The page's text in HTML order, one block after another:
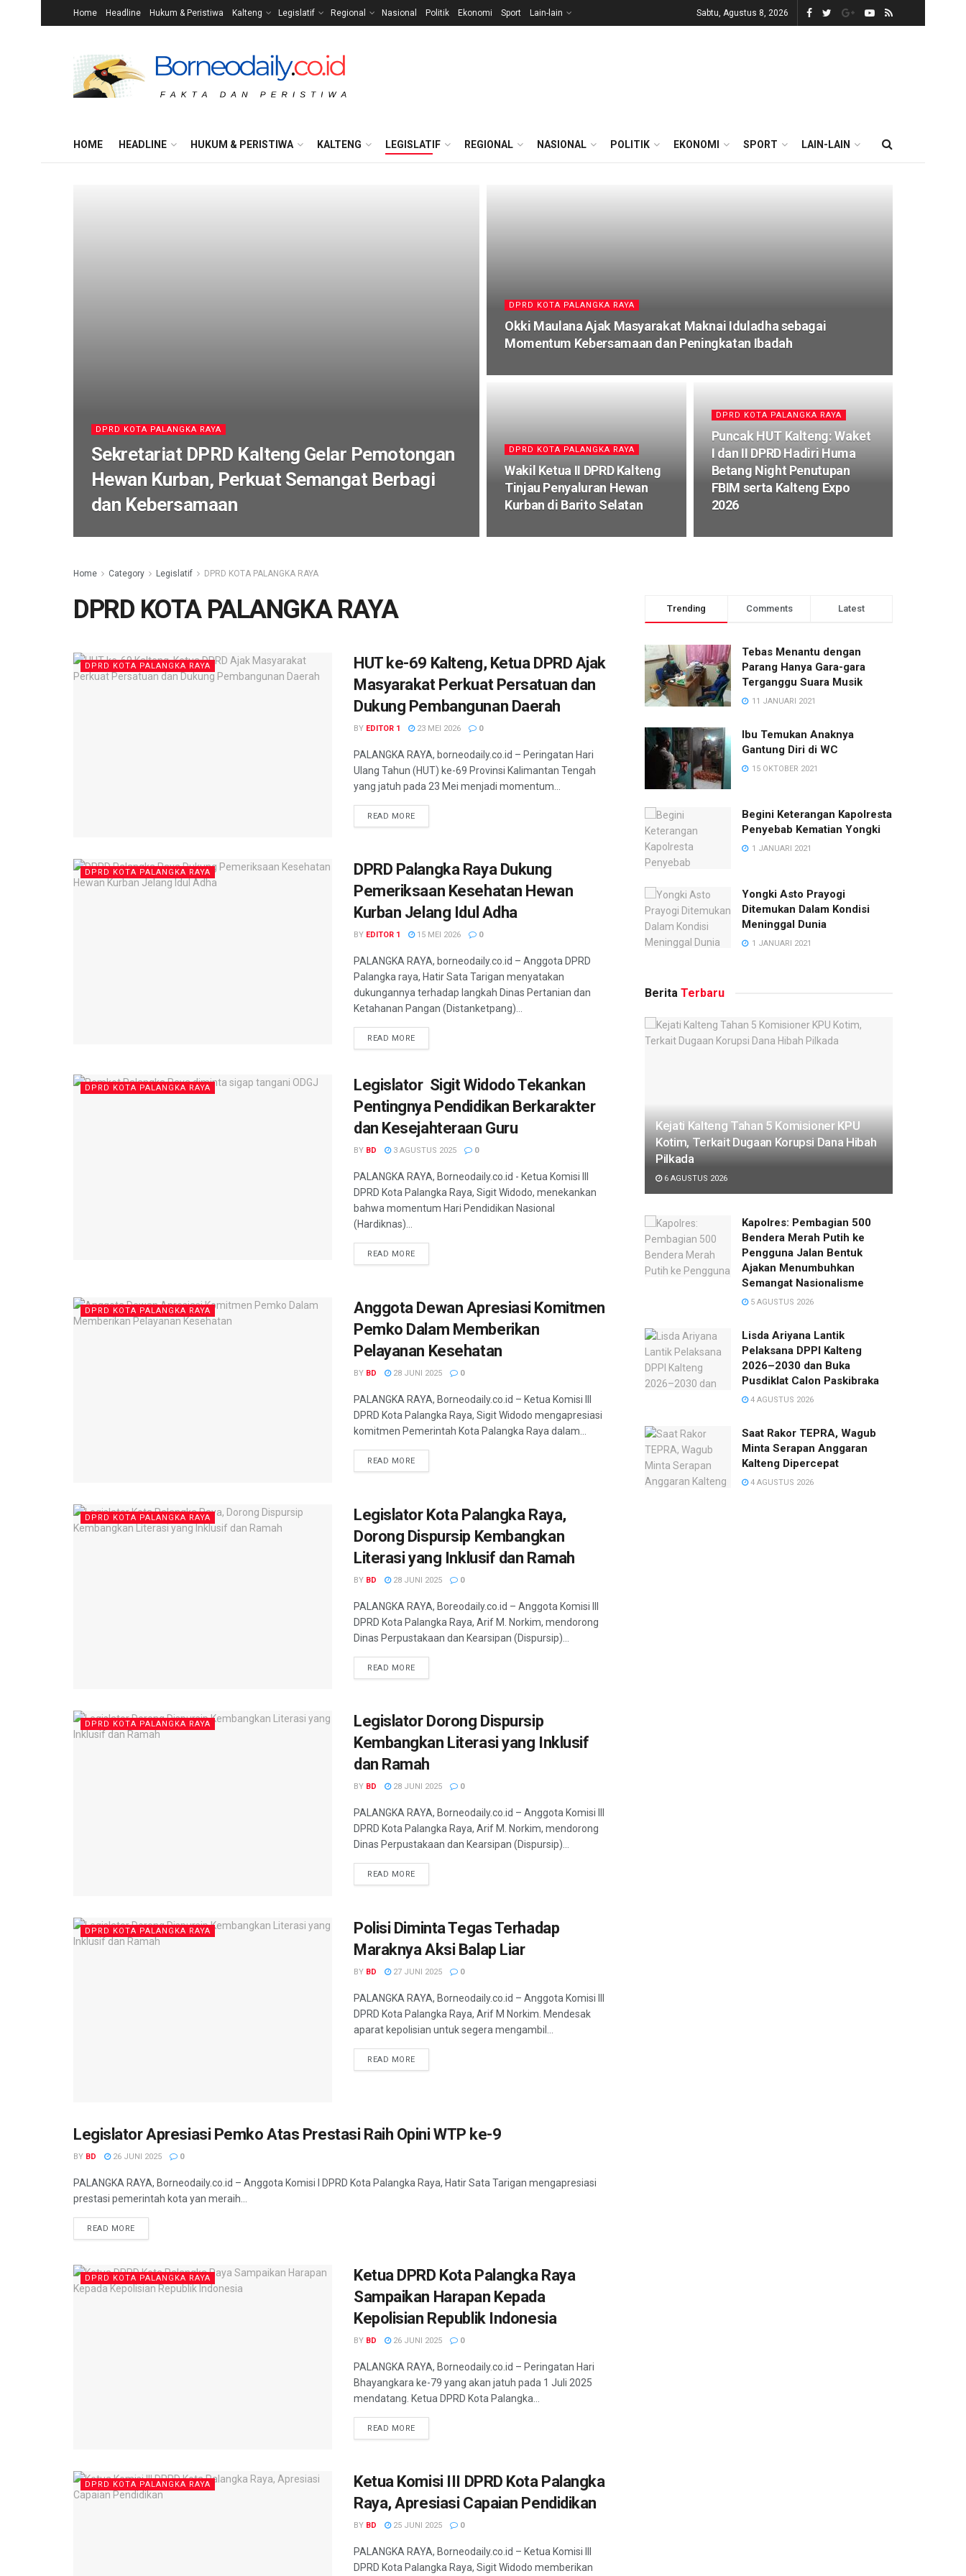
Home Headline Hukum & Peristiwa Kalteng Legislatif Regional Nasional Politik Ekonomi Sport Lain-lain Sabtu, Agustus 8, 2026
HOME HEADLINE HUKUM & PERISTIWA KALTENG LEGISLATIF REGIONAL NASIONAL POLITIK EKONOMI SPORT LAIN-LAIN
DPRD KOTA PALANGKA RAYA
Sekretariat DPRD Kalteng Gelar Pemotongan
Hewan Kurban, Perkuat Semangat Berbagi
dan Kebersamaan
DPRD KOTA PALANGKA RAYA
Okki Maulana Ajak Masyarakat Maknai Iduladha sebagai
Momentum Kebersamaan dan Peningkatan Ibadah
DPRD KOTA PALANGKA RAYA
Wakil Ketua II DPRD Kalteng
Tinjau Penyaluran Hewan
Kurban di Barito Selatan
DPRD KOTA PALANGKA RAYA
Puncak HUT Kalteng: Waket
I dan II DPRD Hadiri Huma
Betang Night Penutupan
FBIM serta Kalteng Expo
2026
Home Category Legislatif DPRD KOTA PALANGKA RAYA
DPRD KOTA PALANGKA RAYA
DPRD KOTA PALANGKA RAYA
HUT ke-69 Kalteng, Ketua DPRD Ajak
Masyarakat Perkuat Persatuan dan
Dukung Pembangunan Daerah
BY EDITOR 1 23 MEI 2026 0
PALANGKA RAYA, borneodaily.co.id – Peringatan Hari
Ulang Tahun (HUT) ke-69 Provinsi Kalimantan Tengah
yang jatuh pada 23 Mei menjadi momentum...
READ MORE
DPRD KOTA PALANGKA RAYA
DPRD Palangka Raya Dukung
Pemeriksaan Kesehatan Hewan
Kurban Jelang Idul Adha
BY EDITOR 1 15 MEI 2026 0
PALANGKA RAYA, borneodaily.co.id – Anggota DPRD
Palangka raya, Hatir Sata Tarigan menyatakan
dukungannya terhadap langkah Dinas Pertanian dan
Ketahanan Pangan (Distanketpang)...
READ MORE
DPRD KOTA PALANGKA RAYA
Legislator Sigit Widodo Tekankan
Pentingnya Pendidikan Berkarakter
dan Kesejahteraan Guru
BY BD 3 AGUSTUS 2025 0
PALANGKA RAYA, Borneodaily.co.id - Ketua Komisi III
DPRD Kota Palangka Raya, Sigit Widodo, menekankan
bahwa momentum Hari Pendidikan Nasional
(Hardiknas)...
READ MORE
DPRD KOTA PALANGKA RAYA
Anggota Dewan Apresiasi Komitmen
Pemko Dalam Memberikan
Pelayanan Kesehatan
BY BD 28 JUNI 2025 0
PALANGKA RAYA, Borneodaily.co.id – Ketua Komisi III
DPRD Kota Palangka Raya, Sigit Widodo mengapresiasi
komitmen Pemerintah Kota Palangka Raya dalam...
READ MORE
DPRD KOTA PALANGKA RAYA
Legislator Kota Palangka Raya,
Dorong Dispursip Kembangkan
Literasi yang Inklusif dan Ramah
BY BD 28 JUNI 2025 0
PALANGKA RAYA, Boreodaily.co.id – Anggota Komisi III
DPRD Kota Palangka Raya, Arif M. Norkim, mendorong
Dinas Perpustakaan dan Kearsipan (Dispursip)...
READ MORE
DPRD KOTA PALANGKA RAYA
Legislator Dorong Dispursip
Kembangkan Literasi yang Inklusif
dan Ramah
BY BD 28 JUNI 2025 0
PALANGKA RAYA, Borneodaily.co.id – Anggota Komisi III
DPRD Kota Palangka Raya, Arif M. Norkim, mendorong
Dinas Perpustakaan dan Kearsipan (Dispursip)...
READ MORE
DPRD KOTA PALANGKA RAYA
Polisi Diminta Tegas Terhadap
Maraknya Aksi Balap Liar
BY BD 27 JUNI 2025 0
PALANGKA RAYA, Borneodaily.co.id – Anggota Komisi III
DPRD Kota Palangka Raya, Arif M Norkim. Mendesak
aparat kepolisian untuk segera mengambil...
READ MORE
DPRD KOTA PALANGKA RAYA
Legislator Apresiasi Pemko Atas Prestasi Raih Opini WTP ke-9
BY BD 26 JUNI 2025 0
PALANGKA RAYA, Borneodaily.co.id – Anggota Komisi I DPRD Kota Palangka Raya, Hatir Sata Tarigan mengapresiasi
prestasi pemerintah kota yan meraih...
READ MORE
DPRD KOTA PALANGKA RAYA
Ketua DPRD Kota Palangka Raya
Sampaikan Harapan Kepada
Kepolisian Republik Indonesia
BY BD 26 JUNI 2025 0
PALANGKA RAYA, Borneodaily.co.id – Peringatan Hari
Bhayangkara ke-79 yang akan jatuh pada 1 Juli 2025
mendatang. Ketua DPRD Kota Palangka...
READ MORE
DPRD KOTA PALANGKA RAYA
Ketua Komisi III DPRD Kota Palangka
Raya, Apresiasi Capaian Pendidikan
BY BD 25 JUNI 2025 0
PALANGKA RAYA, Borneodaily.co.id – Ketua Komisi III
DPRD Kota Palangka Raya, Sigit Widodo memberikan
Trending Comments Latest
Tebas Menantu dengan
Parang Hanya Gara-gara
Terganggu Suara Musik
11 JANUARI 2021
Ibu Temukan Anaknya
Gantung Diri di WC
15 OKTOBER 2021
Begini Keterangan Kapolresta
Penyebab Kematian Yongki
1 JANUARI 2021
Yongki Asto Prayogi
Ditemukan Dalam Kondisi
Meninggal Dunia
1 JANUARI 2021
Berita Terbaru
Kejati Kalteng Tahan 5 Komisioner KPU
Kotim, Terkait Dugaan Korupsi Dana Hibah
Pilkada
6 AGUSTUS 2026
Kapolres: Pembagian 500
Bendera Merah Putih ke
Pengguna Jalan Bentuk
Ajakan Menumbuhkan
Semangat Nasionalisme
5 AGUSTUS 2026
Lisda Ariyana Lantik
Pelaksana DPPI Kalteng
2026–2030 dan Buka
Pusdiklat Calon Paskibraka
4 AGUSTUS 2026
Saat Rakor TEPRA, Wagub
Minta Serapan Anggaran
Kalteng Dipercepat
4 AGUSTUS 2026